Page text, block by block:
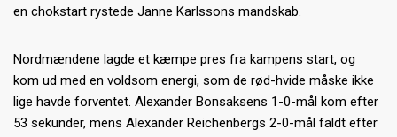
en chokstart rystede Janne Karlssons mandskab.
Nordmændene lagde et kæmpe pres fra kampens start, og
kom ud med en voldsom energi, som de rød-hvide måske ikke
lige havde forventet. Alexander Bonsaksens 1-0-mål kom efter
53 sekunder, mens Alexander Reichenbergs 2-0-mål faldt efter